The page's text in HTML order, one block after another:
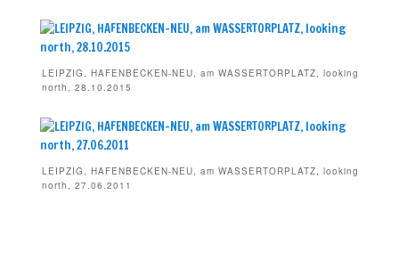
LEIPZIG, HAFENBECKEN-NEU, am WASSERTORPLATZ, looking
north, 28.10.2015
LEIPZIG, HAFENBECKEN-NEU, am WASSERTORPLATZ, looking
north, 27.06.2011